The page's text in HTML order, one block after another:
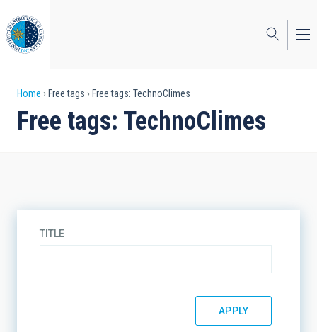
to
main
content
Breadcrumb
Home Free tags Free tags: TechnoClimes
Free tags: TechnoClimes
TITLE